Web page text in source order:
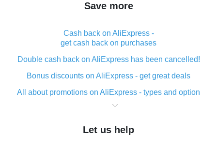
Save more
Cash back on AliExpress -
get cash back on purchases
Double cash back on AliExpress has been cancelled!
Bonus discounts on AliExpress - get great deals
All about promotions on AliExpress - types and option
What is cash back when making purchases on
The best place to download cash back for AliExpress
Let us help